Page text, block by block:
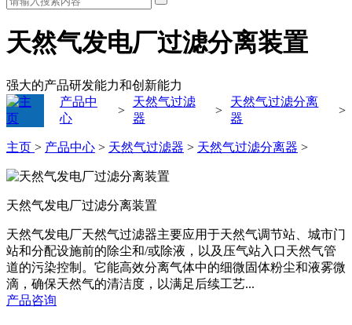
天然气发电厂过滤分离装置
强大的产品研发能力和创新能力
产品中
心
>
天然气过滤
器
>
天然气过滤分离
器
>
主页 > 产品中心 > 天然气过滤器 > 天然气过滤分离器 >
天然气发电厂过滤分离装置
天然气发电厂天然气过滤器主要应用于天然气调节站、城市门
站和分配设施前的除尘和/或除液，以及压气站入口天然气管
道的污染控制。它能高效分离气体中的细微固体粉尘和液雾微
滴，确保天然气的清洁度，以满足后续工艺...
产品咨询